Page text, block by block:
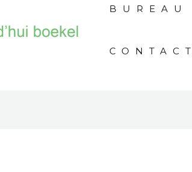
BUREAU
CONTACT